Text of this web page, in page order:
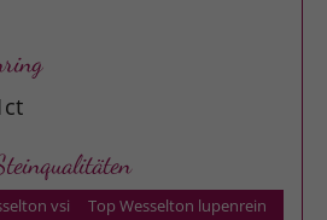
vsi Top Wesselton lupenrein